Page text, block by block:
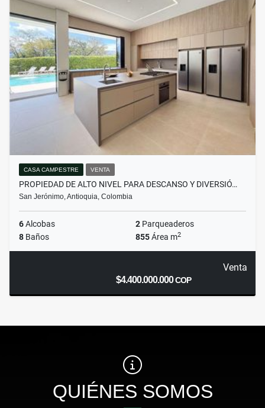
CASA CAMPESTRE VENTA
PROPIEDAD DE ALTO NIVEL PARA DESCANSO Y DIVERSIÓ…
San Jerónimo, Antioquia, Colombia
6Alcobas 2 Parqueaderos
8 Baños 855Área m2
Venta
$4.400.000.000COP
QUIÉNES SOMOS